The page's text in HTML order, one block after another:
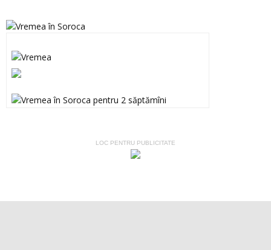
LOC PENTRU PUBLICITATE